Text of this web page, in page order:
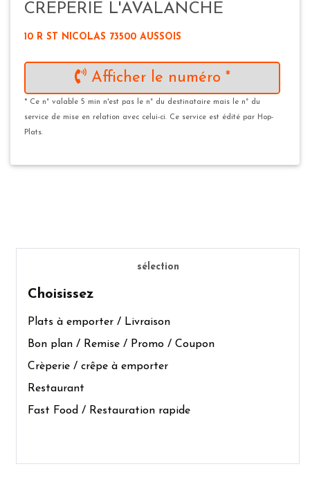
CREPERIE L'AVALANCHE
10 R ST NICOLAS 73500 AUSSOIS
Afficher le numéro *
* Ce n° valable 5 min n'est pas le n° du destinataire mais le n° du
service de mise en relation avec celui-ci. Ce service est édité par Hop-
Plats.
sélection
Choisissez
Plats à emporter / Livraison
Bon plan / Remise / Promo / Coupon
Crèperie / crêpe à emporter
Restaurant
Fast Food / Restauration rapide